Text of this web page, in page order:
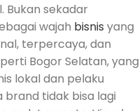
Bukan sekadar
wajah bisnis yang
terpercaya, dan
Bogor Selatan, yang
lokal dan pelaku
tidak bisa lagi